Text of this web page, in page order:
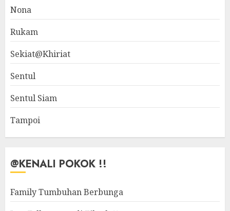
Nona
Rukam
Sekiat@Khiriat
Sentul
Sentul Siam
Tampoi
@KENALI POKOK !!
Family Tumbuhan Berbunga